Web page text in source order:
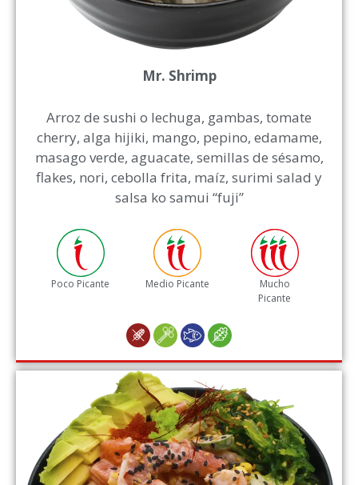
Mr. Shrimp
Arroz de sushi o lechuga, gambas, tomate
cherry, alga hijiki, mango, pepino, edamame,
masago verde, aguacate, semillas de sésamo,
flakes, nori, cebolla frita, maíz, surimi salad y
salsa ko samui “fuji”
Poco Picante Medio Picante
Mucho
Picante